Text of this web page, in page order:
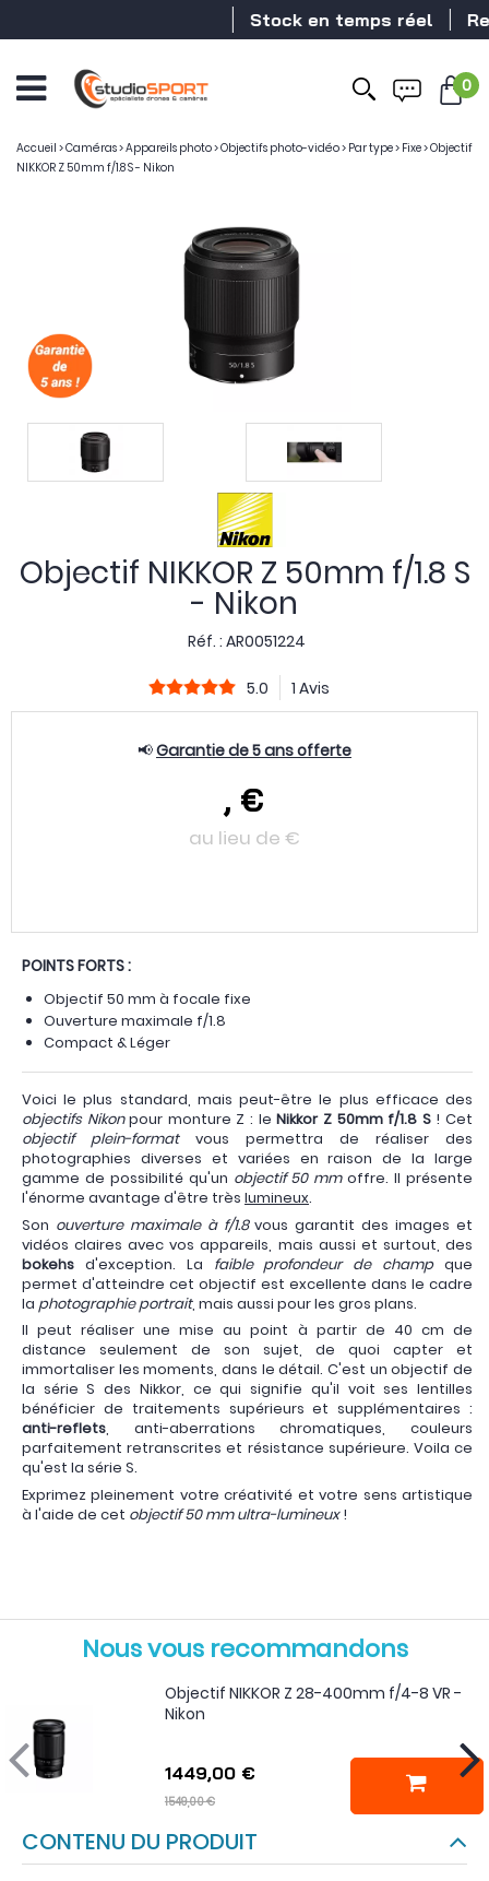
Stock en temps réel
0
Accueil >Caméras>Appareils photo>Objectifs photo-vidéo> Par type> Fixe>Objectif
NIKKOR Z 50mm f/1.8 S - Nikon
Objectif NIKKOR Z 50mm f/1.8 S
- Nikon
Réf. : AR0051224
5.0 1 Avis
, €
au lieu de €
📢Garantie de 5 ans offerte
POINTS FORTS :
Objectif 50 mm à focale fixe
Ouverture maximale f/1.8
Compact & Léger
Voici le plus standard, mais peut-être le plus efficace des
objectifs Nikonpour monture Z : leNikkor Z 50mm f/1.8 S! Cet
objectif plein-formatvous permettra de réaliser des
photographies diverses et variées en raison de la large
gamme de possibilité qu'un objectif 50 mmoffre. Il présente
l'énorme avantage d'être très lumineux.
Son ouverture maximale à f/1.8vous garantit des images et
vidéos claires avec vos appareils, mais aussi et surtout, des
bokehs d'exception. La faible profondeur de champque
permet d'atteindre cet objectif est excellente dans le cadre
la photographie portrait, mais aussi pour les gros plans.
Il peut réaliser une mise au point à partir de 40 cm de
distance seulement de son sujet, de quoi capter et
immortaliser les moments, dans le détail. C'est un objectif de
la série S des Nikkor, ce qui signifie qu'il voit ses lentilles
bénéficier de traitements supérieurs et supplémentaires :
anti-reflets, anti-aberrations chromatiques, couleurs
parfaitement retranscrites et résistance supérieure. Voila ce
qu'est la série S.
Exprimez pleinement votre créativité et votre sens artistique
à l'aide de cet objectif 50 mm ultra-lumineux!
Nous vous recommandons
Objectif NIKKOR Z 28-400mm f/4-8 VR -
Nikon
1449,00 €
1549,00 €
CONTENU DU PRODUIT